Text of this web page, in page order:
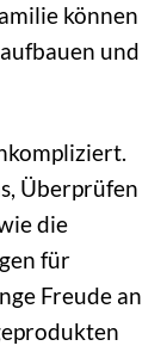
können
und
Überprüfen
die
für
Freude an